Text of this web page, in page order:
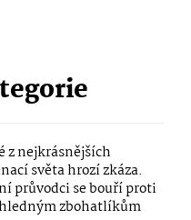
z nejkrásnějších
světa hrozí zkáza.
průvodci se bouří proti
zbohatlíkům